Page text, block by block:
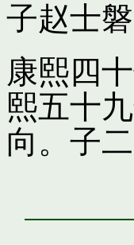
子赵士
康熙四
熙五十
向。子